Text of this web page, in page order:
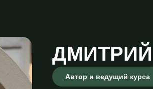
Автор и ведущий курса